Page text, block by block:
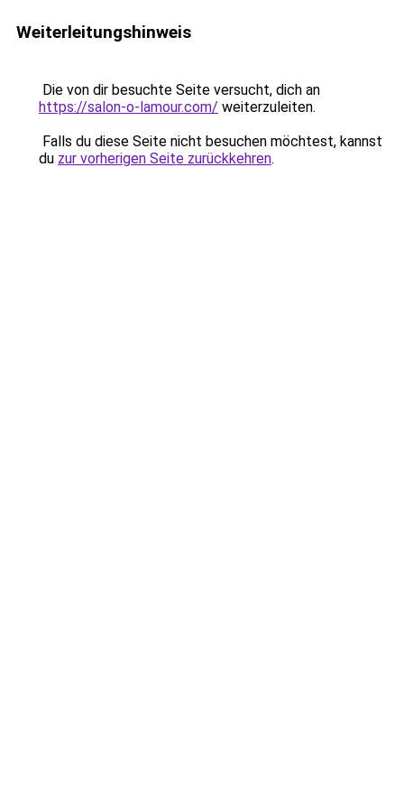
Weiterleitungshinweis
Die von dir besuchte Seite versucht, dich an
https://salon-o-lamour.com/ weiterzuleiten.
Falls du diese Seite nicht besuchen möchtest, kannst
du zur vorherigen Seite zurückkehren.